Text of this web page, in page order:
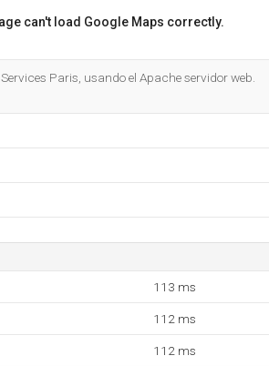
can't load Google Maps correctly.
Paris, usando el Apache servidor web.
113 ms
112 ms
112 ms